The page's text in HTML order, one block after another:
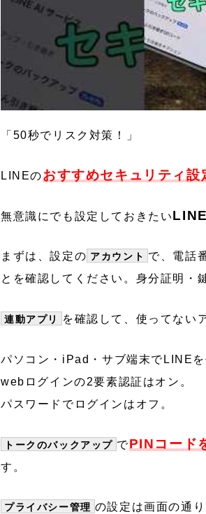
「50秒でリスク対策！」
LINEのおすすめセキュリティ設
無意識にでも設定しておきたい
まずは、設定の アカウント で、電話
とを確認してください。身分証明・
連動アプリ を確認して、使ってない
パソコン・iPad・サブ端末でLINEを
webログインの2要素認証はオン。
パスワードでログインはオフ。
トークのバックアップ でPINコード
す。
プライバシー管理 の設定は画面の通り